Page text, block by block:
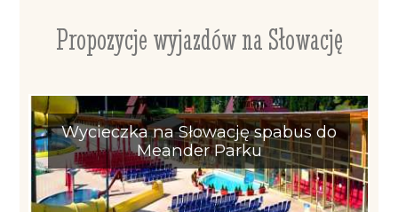
Propozycje wyjazdów na Słowację
Wycieczka na Słowację spabus do
Meander Parku